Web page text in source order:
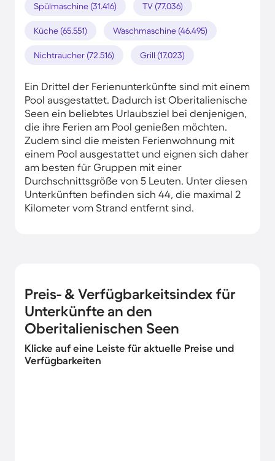
Spülmaschine (31.416) TV (77.036)
Küche (65.551) Waschmaschine (46.495)
Nichtraucher (72.516) Grill (17.023)
Ein Drittel der Ferienunterkünfte sind mit einem
Pool ausgestattet. Dadurch ist Oberitalienische
Seen ein beliebtes Urlaubsziel bei denjenigen,
die ihre Ferien am Pool genießen möchten.
Zudem sind die meisten Ferienwohnung mit
einem Pool ausgestattet und eignen sich daher
am besten für Gruppen mit einer
Durchschnittsgröße von 5 Leuten. Unter diesen
Unterkünften befinden sich 44, die maximal 2
Kilometer vom Strand entfernt sind.
Preis- & Verfügbarkeitsindex für
Unterkünfte an den
Oberitalienischen Seen
Klicke auf eine Leiste für aktuelle Preise und
Verfügbarkeiten